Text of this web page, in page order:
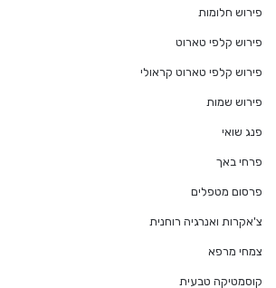
פירוש חלומות
פירוש קלפי טארוט
פירוש קלפי טארוט קראולי
פירוש שמות
פנג שואי
פרחי באך
פרסום מטפלים
צ'אקרות ואנרגיה רוחנית
צמחי מרפא
קוסמטיקה טבעית